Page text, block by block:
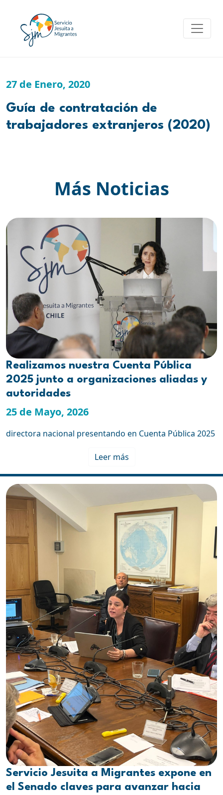
content
27 de Enero, 2020
Guía de contratación de
trabajadores extranjeros (2020)
Más Noticias
Realizamos nuestra Cuenta Pública
2025 junto a organizaciones aliadas y
autoridades
25 de Mayo, 2026
directora nacional presentando en Cuenta Pública 2025
Leer más
Servicio Jesuita a Migrantes expone en
el Senado claves para avanzar hacia